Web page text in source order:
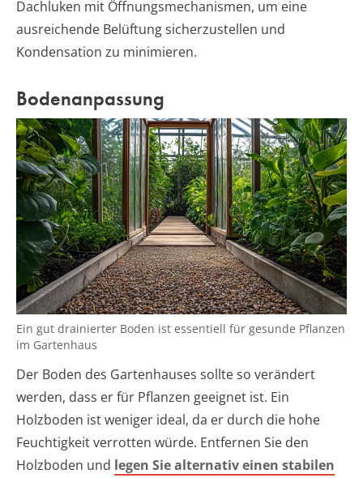
Dachluken mit Öffnungsmechanismen, um eine
ausreichende Belüftung sicherzustellen und
Kondensation zu minimieren.
Bodenanpassung
Ein gut drainierter Boden ist essentiell für gesunde Pflanzen
im Gartenhaus
Der Boden des Gartenhauses sollte so verändert
werden, dass er für Pflanzen geeignet ist. Ein
Holzboden ist weniger ideal, da er durch die hohe
Feuchtigkeit verrotten würde. Entfernen Sie den
Holzboden und legen Sie alternativ einen stabilen